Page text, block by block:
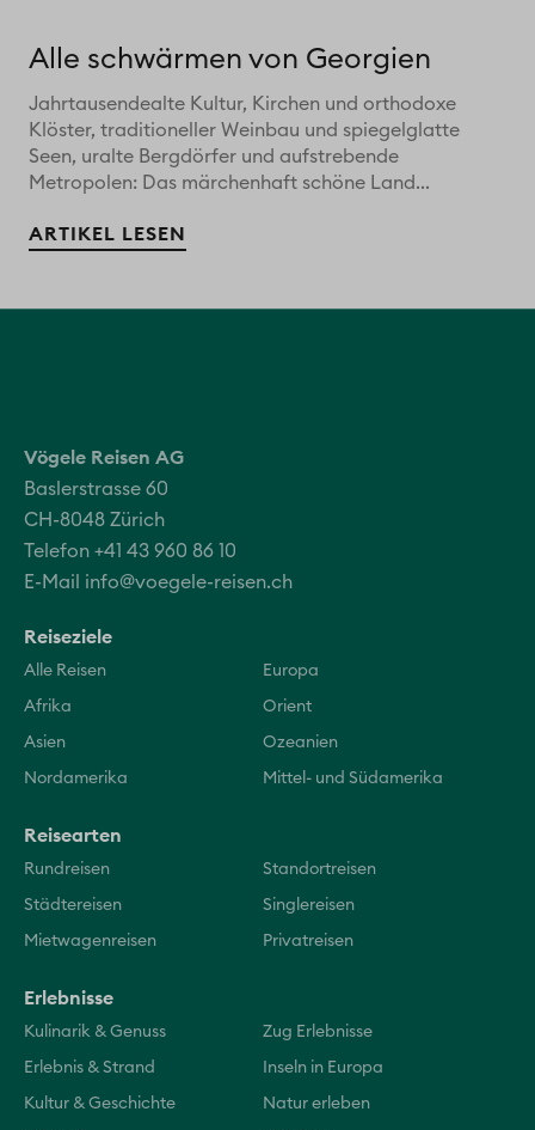
Alle schwärmen von Georgien
Jahrtausendealte Kultur, Kirchen und orthodoxe
Klöster, traditioneller Weinbau und spiegelglatte
Seen, uralte Bergdörfer und aufstrebende
Metropolen: Das märchenhaft schöne Land...
ARTIKEL LESEN
Vögele Reisen AG
Baslerstrasse 60
CH-8048 Zürich
Telefon +41 43 960 86 10
E-Mail info@voegele-reisen.ch
Reiseziele
Alle Reisen Europa
Afrika Orient
Asien Ozeanien
Nordamerika Mittel- und Südamerika
Reisearten
Rundreisen Standortreisen
Städtereisen Singlereisen
Mietwagenreisen Privatreisen
Erlebnisse
Kulinarik & Genuss Zug Erlebnisse
Erlebnis & Strand Inseln in Europa
Kultur & Geschichte Natur erleben